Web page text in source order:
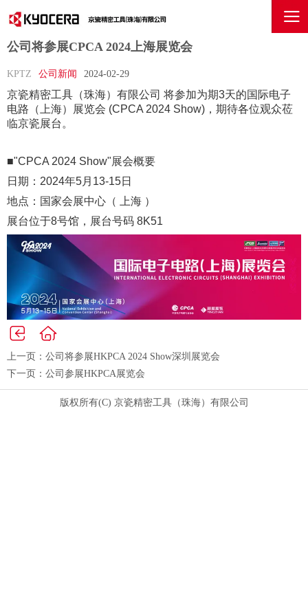
公司将参展CPCA 2024上海展览会
KPTZ 公司新闻 2024-02-29
京瓷精密工具（珠海）有限公司 将参加为期3天的国际电子
电路（上海）展览会 (CPCA 2024 Show)， 期待各位观众莅
临京瓷展台。
■"CPCA 2024 Show"展会概要
日期：2024年5月13-15日
地点：国家会展中心（ 上海 ）
展台位于8号馆，展台号码 8K51
上一页： 公司将参展HKPCA 2024 Show深圳展览会
下一页： 公司参展HKPCA展览会
版权所有(C) 京瓷精密工具（珠海）有限公司